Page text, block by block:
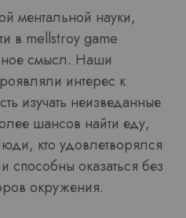
ментальной науки,
в mellstroy game
смысл. Наши
интерес к
изучать неизведанные
шансов найти еду,
кто удовлетворялся
оказаться без
окружения.